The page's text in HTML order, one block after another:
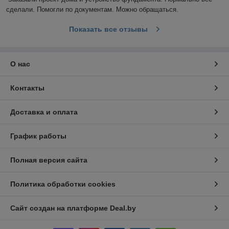
На 2026 год БВ составляет45.00 бел. руб.Значит
паспорт застройки без детализации вам
25х42=1125 бел.руб
конструктивные решения, инженерные сети,
управлении архитектуры);
СТРОИТЕЛЬНЫЕ УСЛУГИ
перекрытий, кровельные работы, монолитные
сделали. Помогли по документам. Можно обращаться.
Показать все отзывы
О нас
Контакты
Доставка и оплата
График работы
Полная версия сайта
Политика обработки cookies
Сайт создан на платформе Deal.by